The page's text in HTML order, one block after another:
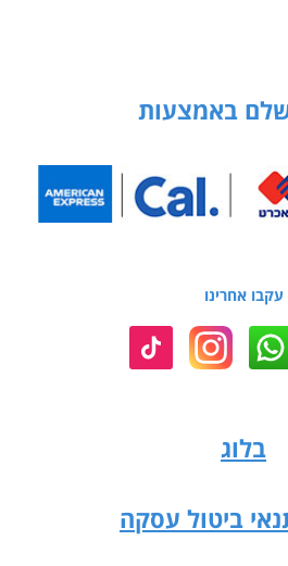
באמצעות
עקבו אחרינו
בלוג
ביטול עסקה